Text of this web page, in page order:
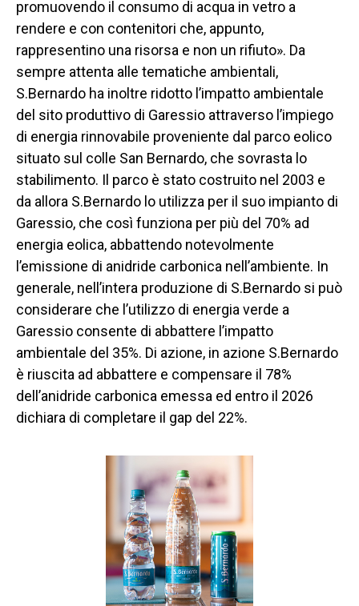
promuovendo il consumo di acqua in vetro a
rendere e con contenitori che, appunto,
rappresentino una risorsa e non un rifiuto». Da
sempre attenta alle tematiche ambientali,
S.Bernardo ha inoltre ridotto l’impatto ambientale
del sito produttivo di Garessio attraverso l’impiego
di energia rinnovabile proveniente dal parco eolico
situato sul colle San Bernardo, che sovrasta lo
stabilimento. Il parco è stato costruito nel 2003 e
da allora S.Bernardo lo utilizza per il suo impianto di
Garessio, che così funziona per più del 70% ad
energia eolica, abbattendo notevolmente
l’emissione di anidride carbonica nell’ambiente. In
generale, nell’intera produzione di S.Bernardo si può
considerare che l’utilizzo di energia verde a
Garessio consente di abbattere l’impatto
ambientale del 35%. Di azione, in azione S.Bernardo
è riuscita ad abbattere e compensare il 78%
dell’anidride carbonica emessa ed entro il 2026
dichiara di completare il gap del 22%.